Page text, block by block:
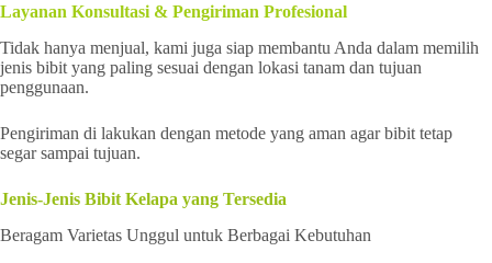
Layanan Konsultasi & Pengiriman Profesional
Tidak hanya menjual, kami juga siap membantu Anda dalam memilih
jenis bibit yang paling sesuai dengan lokasi tanam dan tujuan
penggunaan.
Pengiriman di lakukan dengan metode yang aman agar bibit tetap
segar sampai tujuan.
Jenis-Jenis Bibit Kelapa yang Tersedia
Beragam Varietas Unggul untuk Berbagai Kebutuhan